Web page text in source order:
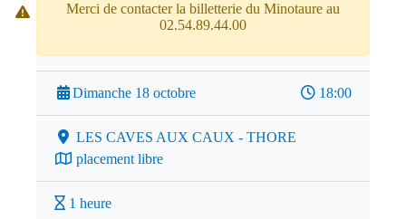
Merci de contacter la billetterie du Minotaure au
02.54.89.44.00
Dimanche 18 octobre 18:00
LES CAVES AUX CAUX - THORE
placement libre
1 heure